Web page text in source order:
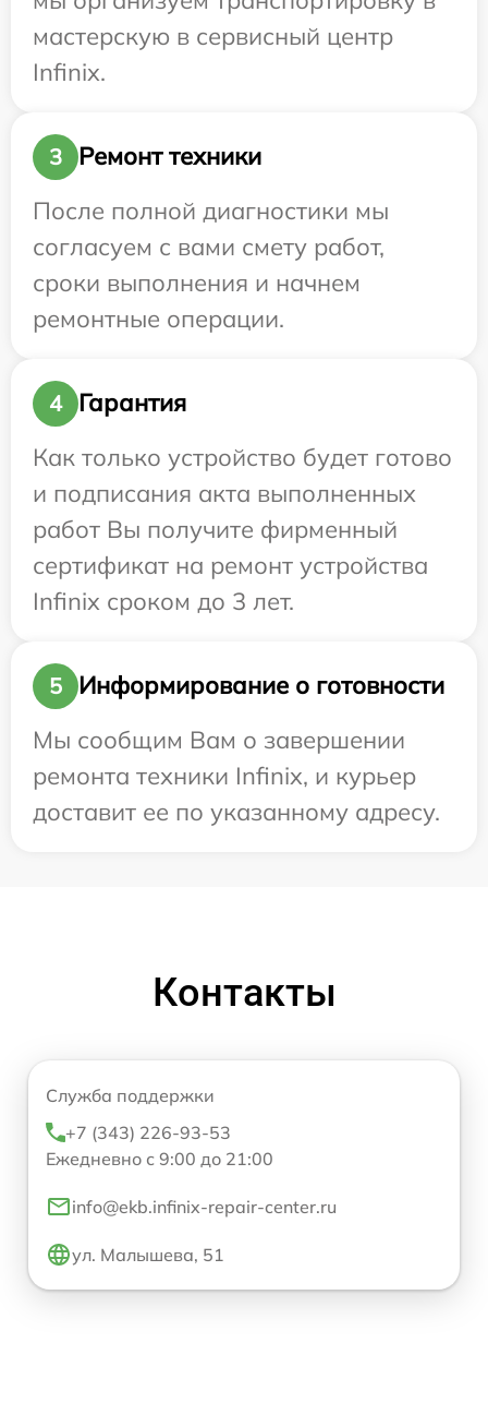
мастерскую в сервисный центр
Infinix.
3
Ремонт техники
После полной диагностики мы
согласуем с вами смету работ,
сроки выполнения и начнем
ремонтные операции.
4
Гарантия
Как только устройство будет готово
и подписания акта выполненных
работ Вы получите фирменный
сертификат на ремонт устройства
Infinix сроком до 3 лет.
5
Информирование о готовности
Мы сообщим Вам о завершении
ремонта техники Infinix, и курьер
доставит ее по указанному адресу.
Контакты
Служба поддержки
+7 (343) 226-93-53
Ежедневно с 9:00 до 21:00
info@ekb.infinix-repair-center.ru
ул. Малышева, 51